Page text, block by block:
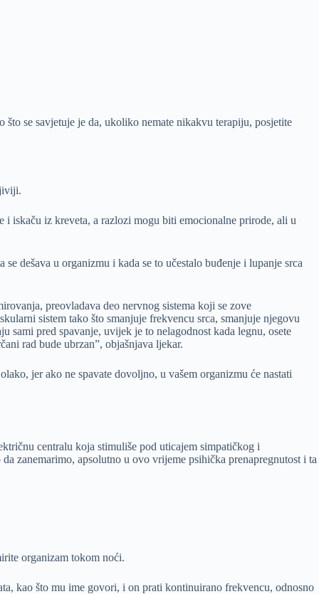
se savjetuje je da, ukoliko nemate nikakvu terapiju, posjetite
iskaču iz kreveta, a razlozi mogu biti emocionalne prirode, ali u
dešava u organizmu i kada se to učestalo buđenje i lupanje srca
preovladava deo nervnog sistema koji se zove
sistem tako što smanjuje frekvencu srca, smanjuje njegovu
sami pred spavanje, uvijek je to nelagodnost kada legnu, osete
rad bude ubrzan”, objašnjava ljekar.
jer ako ne spavate dovoljno, u vašem organizmu će nastati
centralu koja stimuliše pod uticajem simpatičkog i
zanemarimo, apsolutno u ovo vrijeme psihička prenapregnutost i ta
organizam tokom noći.
kao što mu ime govori, i on prati kontinuirano frekvencu, odnosno